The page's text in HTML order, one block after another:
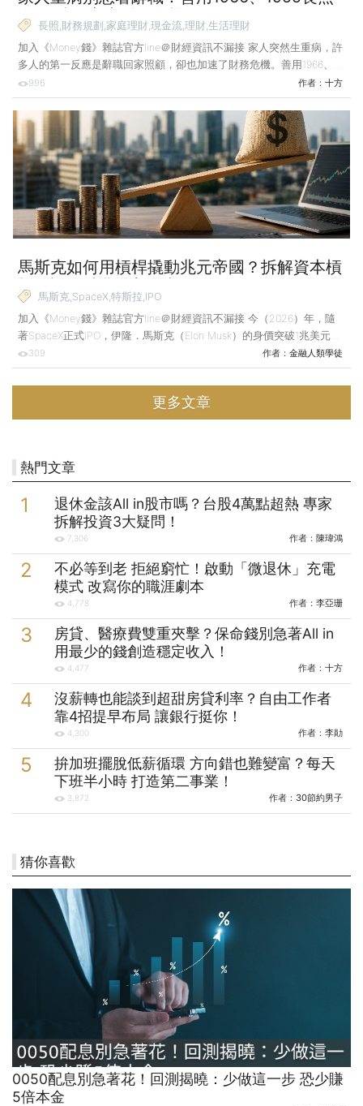
資源 撐過家庭財務危機
長照,財務規劃,家庭理財,現金流,理財,生活理財
加入《Money錢》雜誌官方line＠財經資訊不漏接 家人突然生重病，許
多人的第一反應是辭職回家照顧，卻也加速了財務危機。善用1966、
1955尋求日照中心托育和長照資源，才能重返職場、穩住現金流，撐過
人生最艱難的時刻。 前幾天，我接到阿芬打來的電話，邊說邊哭。阿
芬今年剛滿50歲，先生58歲，原本兩人都有工作，正處於準備迎接退
休的階段。沒想到，先生突然被診斷出患有帕金森氏症。 她告訴我，
為了照顧先生，她已經辭掉了工作，現在家裡兩個人都沒有薪水入帳，
也還沒到能夠請領勞保、勞退的年紀，但是每個月4、5萬元的房貸和
生活費卻一毛錢也不會少扣。她看著存摺裡的數字
996 作者： 十方
馬斯克如何用槓桿撬動兆元帝國？拆解資本槓
桿5步驟 看懂財富放大術
馬斯克,SpaceX,特斯拉,IPO
加入《Money錢》雜誌官方line＠財經資訊不漏接 今（2026）年，隨
著SpaceX正式IPO，伊隆．馬斯克（Elon Musk）的身價突破1兆美元大
關。許多人談論他的瘋狂與天才，雖然馬斯克的極客（Geek）性格無
法複製，但若純粹從他連續創業軌跡的金融邏輯來看，他向我們展示了
一套教科書等級的「資本槓桿遊戲」—將幾千萬美元的原始資本，撬動
出一座兆元帝國。 馬斯克的財富起點，是2000年代的網路科技浪潮。
1995年他創辦電子地圖公司Zip2，4年後以3億美元被收購，馬斯克分
309 作者： 金融人類學徒
更多文章
熱門文章
退休金該All in股市嗎？台股4萬點超熱 專家
拆解投資3大疑問！
7,306 作者： 陳瑋鴻
不必等到老 拒絕窮忙！啟動「微退休」充電
模式 改寫你的職涯劇本
4,778 作者： 李亞珊
房貸、醫療費雙重夾擊？保命錢別急著All in
用最少的錢創造穩定收入！
4,477 作者： 十方
沒薪轉也能談到超甜房貸利率？自由工作者
靠4招提早布局 讓銀行挺你！
4,300 作者： 李勛
拚加班擺脫低薪循環 方向錯也難變富？每天
下班半小時 打造第二事業！
3,872 作者： 30節約男子
猜你喜歡
0050配息別急著花！回測揭曉：少做這一步 恐少賺
5倍本金